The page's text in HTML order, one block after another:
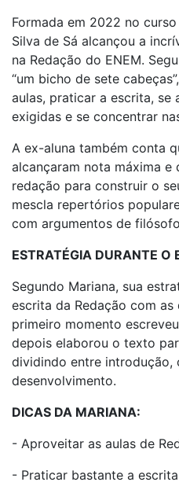
Formada em 2022 no
Silva de Sá alcançou a
na Redação do ENEM.
“um bicho de sete
aulas, praticar a escrita, se
exigidas e se concentrar
A ex-aluna também conta
alcançaram nota máxima e
redação para construir o
mescla repertórios
com argumentos de
ESTRATÉGIA DURANTE O
Segundo Mariana, sua
escrita da Redação com as
primeiro momento
depois elaborou o texto
dividindo entre introdução,
desenvolvimento.
DICAS DA MARIANA:
- Aproveitar as aulas de
- Praticar bastante a